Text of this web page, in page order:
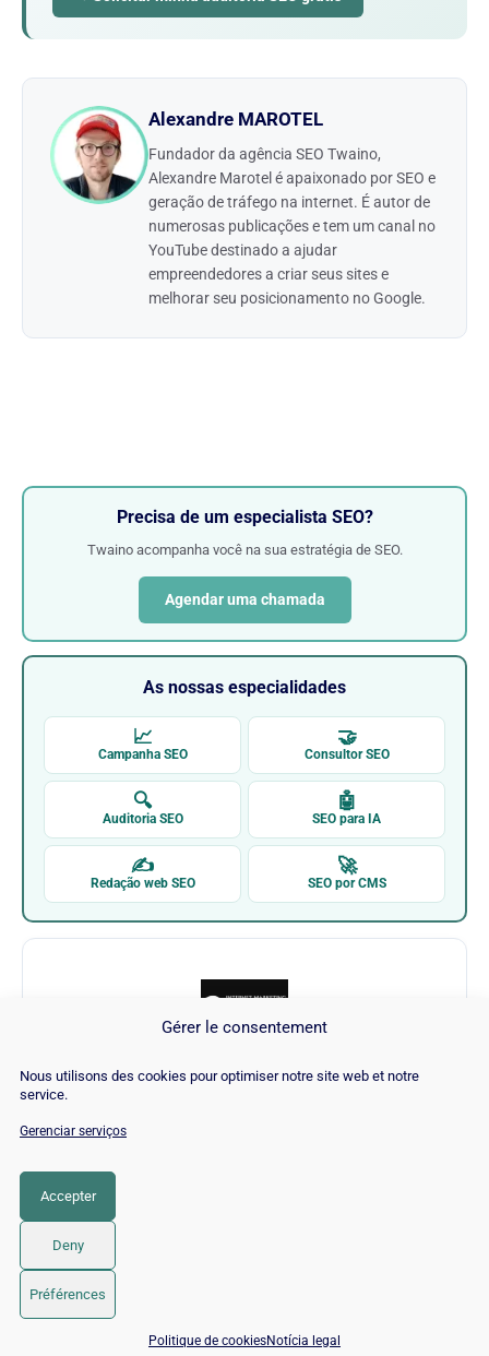
Gérer le consentement
Nous utilisons des cookies pour optimiser notre site web et notre
service.
Gerenciar serviços
Accepter
Deny
Préférences
Politique de cookiesNotícia legal
Alexandre MAROTEL
Fundador da agência SEO Twaino,
Alexandre Marotel é apaixonado por SEO e
geração de tráfego na internet. É autor de
numerosas publicações e tem um canal no
YouTube destinado a ajudar
empreendedores a criar seus sites e
melhorar seu posicionamento no Google.
Precisa de um especialista SEO?
Twaino acompanha você na sua estratégia de SEO.
Agendar uma chamada
As nossas especialidades
📈
Campanha SEO
🤝
Consultor SEO
🔍
Auditoria SEO
🤖
SEO para IA
✍
Redação web SEO
🚀
SEO por CMS
Internet Marketing Ninjas
CATEGORIA
📅 Agendar 15 min com um especialista SEO / GEO